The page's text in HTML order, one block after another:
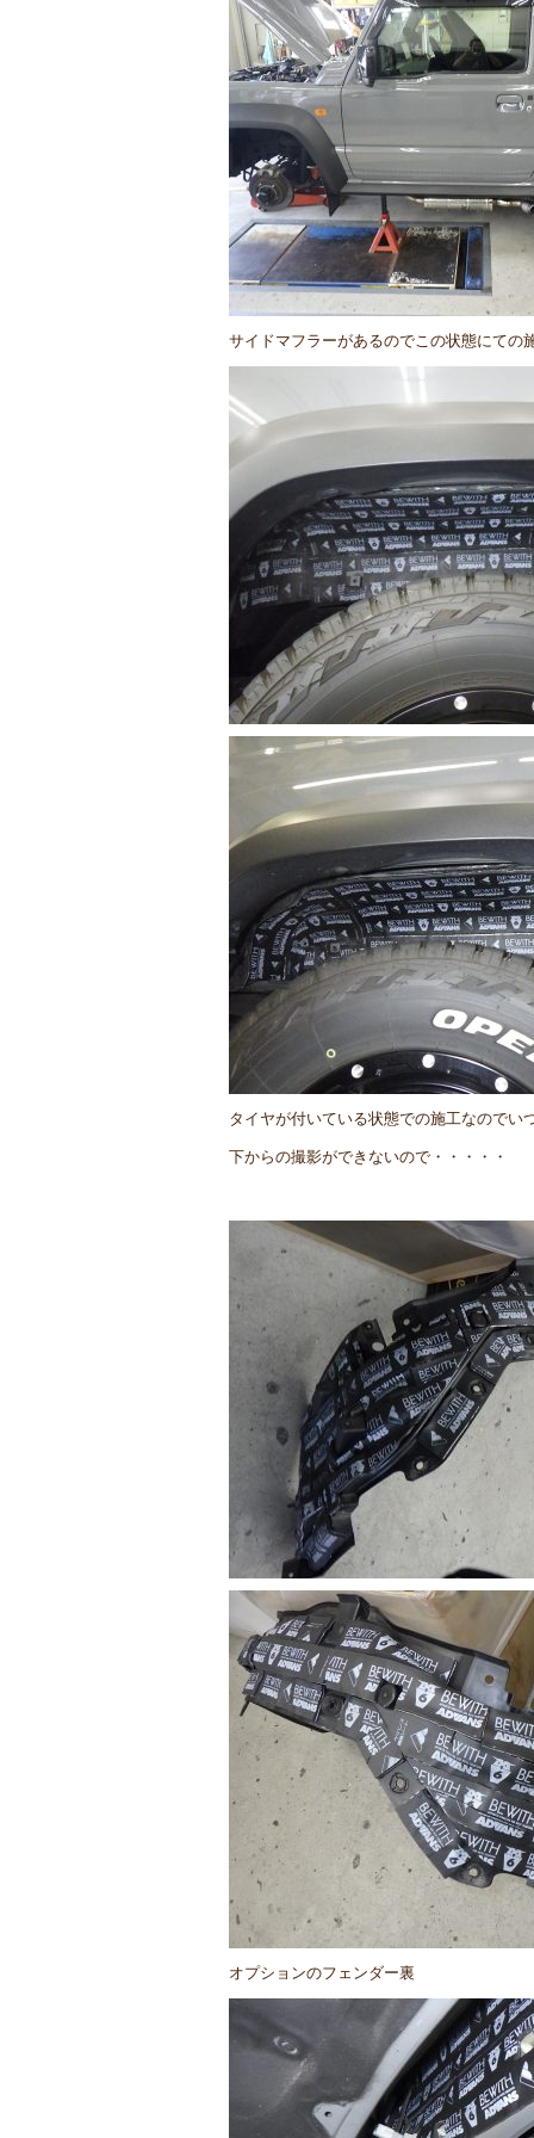
サイドマフラーがあるのでこの状態にての
タイヤが付いている状態での施工なのでい
下からの撮影ができないので・・・・・
オプションのフェンダー裏